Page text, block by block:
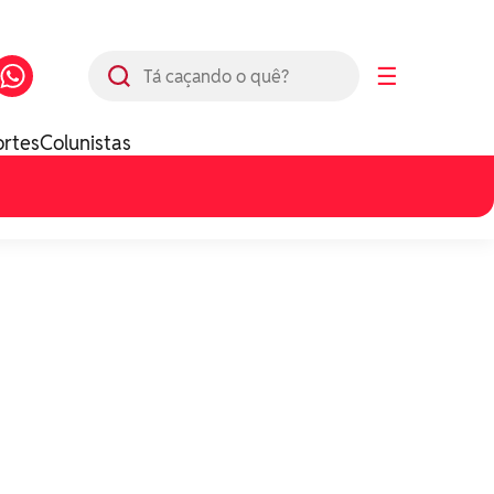
☰
Colunistas